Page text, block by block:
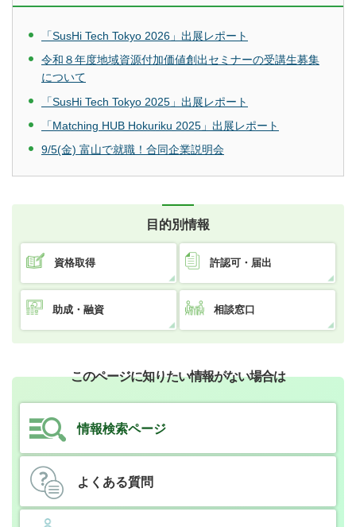
「SusHi Tech Tokyo 2026」出展レポート
令和８年度地域資源付加価値創出セミナーの受講生募集
について
「SusHi Tech Tokyo 2025」出展レポート
「Matching HUB Hokuriku 2025」出展レポート
9/5(金) 富山で就職！合同企業説明会
目的別情報
資格取得 許認可・届出
助成・融資 相談窓口
このページに知りたい情報がない場合は
情報検索ページ
よくある質問